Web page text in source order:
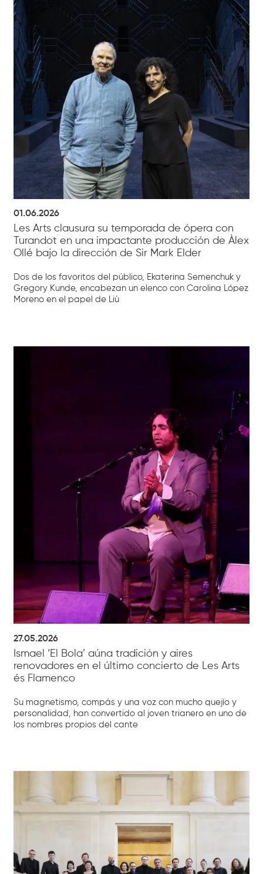
01.06.2026
Les Arts clausura su temporada de ópera con
Turandot en una impactante producción de Àlex
Ollé bajo la dirección de Sir Mark Elder
Dos de los favoritos del público, Ekaterina Semenchuk y
Gregory Kunde, encabezan un elenco con Carolina López
Moreno en el papel de Liù
27.05.2026
Ismael ‘El Bola’ aúna tradición y aires
renovadores en el último concierto de Les Arts
és Flamenco
Su magnetismo, compás y una voz con mucho quejío y
personalidad, han convertido al joven trianero en uno de
los nombres propios del cante